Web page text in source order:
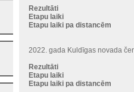
Rezultāti
Etapu laiki
Etapu laiki pa distancēm
2022. gada Kuldīgas novada
Rezultāti
Etapu laiki
Etapu laiki pa distancēm